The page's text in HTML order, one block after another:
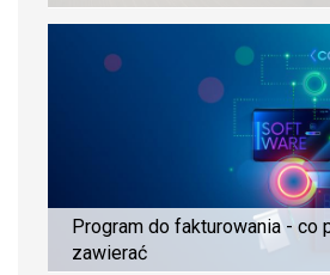
Program do fakturowania - co
zawierać